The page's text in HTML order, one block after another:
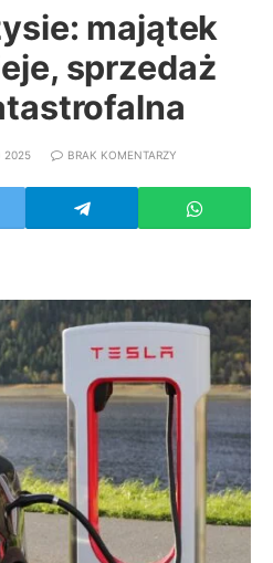
majątek
sprzedaż
2025 BRAK KOMENTARZY